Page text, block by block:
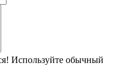
Используйте обычный